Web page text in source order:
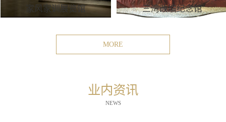
家风家训展览馆 三湾改编纪念馆
MORE
业内资讯
NEWS